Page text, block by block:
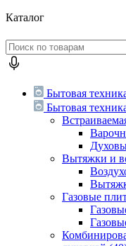
Каталог
Бытовая
Бытовая
Вытяжки и
Газовые